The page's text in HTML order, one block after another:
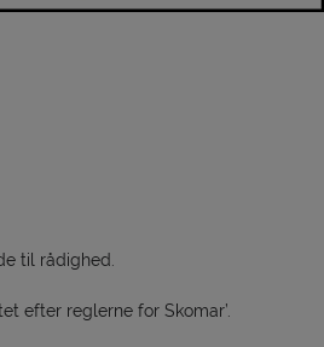
til rådighed.
efter reglerne for Skomar’.